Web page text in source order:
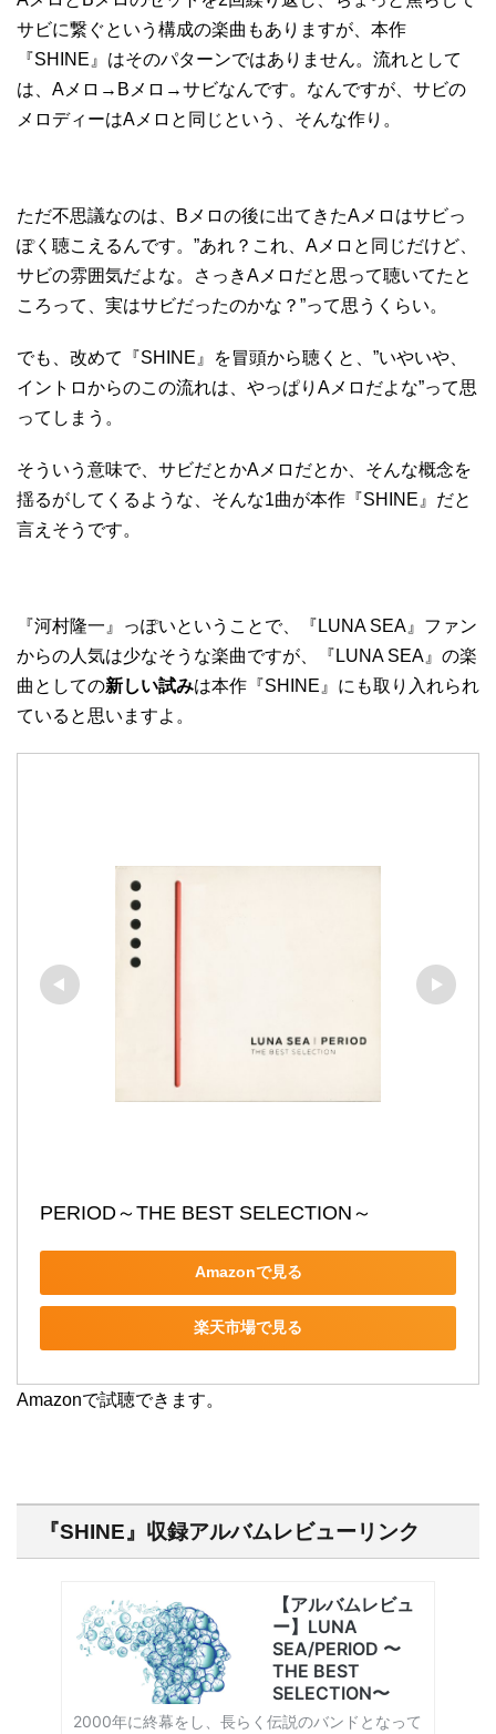
サビに繋ぐという構成の楽曲もありますが、本作
『SHINE』はそのパターンではありません。流れとして
は、Aメロ→Bメロ→サビなんです。なんですが、サビの
メロディーはAメロと同じという、そんな作り。
ただ不思議なのは、Bメロの後に出てきたAメロはサビっ
ぽく聴こえるんです。”あれ？これ、Aメロと同じだけど、
サビの雰囲気だよな。さっきAメロだと思って聴いてたと
ころって、実はサビだったのかな？”って思うくらい。
でも、改めて『SHINE』を冒頭から聴くと、”いやいや、
イントロからのこの流れは、やっぱりAメロだよな”って思
ってしまう。
そういう意味で、サビだとかAメロだとか、そんな概念を
揺るがしてくるような、そんな1曲が本作『SHINE』だと
言えそうです。
『河村隆一』っぽいということで、『LUNA SEA』ファン
からの人気は少なそうな楽曲ですが、『LUNA SEA』の楽
曲としての新しい試みは本作『SHINE』にも取り入れられ
ていると思いますよ。
PERIOD～THE BEST SELECTION～
Amazonで見る
楽天市場で見る
Amazonで試聴できます。
『SHINE』収録アルバムレビューリンク